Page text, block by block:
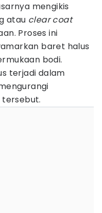
mengikis
atau clear coat
Proses ini
baret halus
bodi.
terjadi dalam